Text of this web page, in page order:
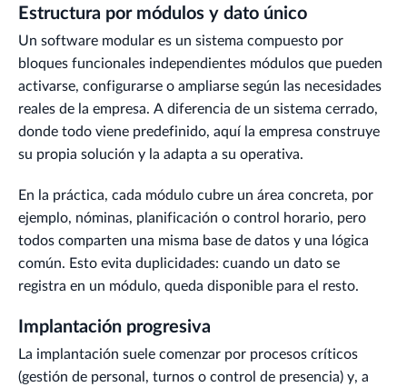
Estructura por módulos y dato único
Un software modular es un sistema compuesto por
bloques funcionales independientes módulos que pueden
activarse, configurarse o ampliarse según las necesidades
reales de la empresa. A diferencia de un sistema cerrado,
donde todo viene predefinido, aquí la empresa construye
su propia solución y la adapta a su operativa.
En la práctica, cada módulo cubre un área concreta, por
ejemplo, nóminas, planificación o control horario, pero
todos comparten una misma base de datos y una lógica
común. Esto evita duplicidades: cuando un dato se
registra en un módulo, queda disponible para el resto.
Implantación progresiva
La implantación suele comenzar por procesos críticos
(gestión de personal, turnos o control de presencia) y, a